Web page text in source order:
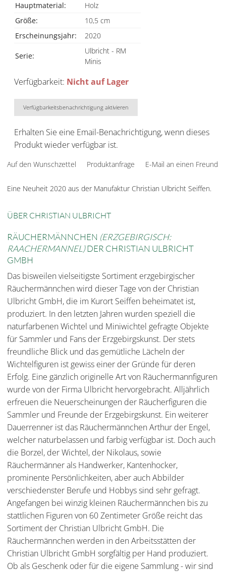
Hauptmaterial:
Holz
Größe:
10,5 cm
Erscheinungsjahr:
2020
Serie:
Ulbricht - RM
Minis
Verfügbarkeit: Nicht auf Lager
Verfügbarkeitsbenachrichtigung aktivieren
Erhalten Sie eine Email-Benachrichtigung, wenn dieses
Produkt wieder verfügbar ist.
Auf den Wunschzettel Produktanfrage E-Mail an einen Freund
Eine Neuheit 2020 aus der Manufaktur Christian Ulbricht Seiffen.
ÜBER CHRISTIAN ULBRICHT
RÄUCHERMÄNNCHEN (ERZGEBIRGISCH:
RAACHERMANNEL)DER CHRISTIAN ULBRICHT
GMBH
Das bisweilen vielseitigste Sortiment erzgebirgischer
Räuchermännchen wird dieser Tage von der Christian
Ulbricht GmbH, die im Kurort Seiffen beheimatet ist,
produziert. In den letzten Jahren wurden speziell die
naturfarbenen Wichtel und Miniwichtel gefragte Objekte
für Sammler und Fans der Erzgebirgskunst. Der stets
freundliche Blick und das gemütliche Lächeln der
Wichtelfiguren ist gewiss einer der Gründe für deren
Erfolg. Eine gänzlich originelle Art von Räuchermannfiguren
wurde von der Firma Ulbricht hervorgebracht. Alljährlich
erfreuen die Neuerscheinungen der Räucherfiguren die
Sammler und Freunde der Erzgebirgskunst. Ein weiterer
Dauerrenner ist das Räuchermännchen Arthur der Engel,
welcher naturbelassen und farbig verfügbar ist. Doch auch
die Borzel, der Wichtel, der Nikolaus, sowie
Räuchermänner als Handwerker, Kantenhocker,
prominente Persönlichkeiten, aber auch Abbilder
verschiedenster Berufe und Hobbys sind sehr gefragt.
Angefangen bei winzig kleinen Räuchermännchen bis zu
stattlichen Figuren von 60 Zentimeter Größe reicht das
Sortiment der Christian Ulbricht GmbH. Die
Räuchermännchen werden in den Arbeitsstätten der
Christian Ulbricht GmbH sorgfältig per Hand produziert.
Ob als Geschenk oder für die eigene Sammlung - wir sind